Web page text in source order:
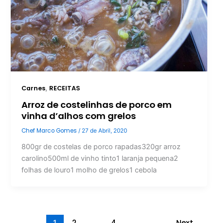
Carnes, RECEITAS
Arroz de costelinhas de porco em
vinha d’alhos com grelos
Chef Marco Gomes/ 27 de Abril, 2020
800gr de costelas de porco rapadas320gr arroz
carolino500ml de vinho tinto1 laranja pequena2
folhas de louro1 molho de grelos1 cebola